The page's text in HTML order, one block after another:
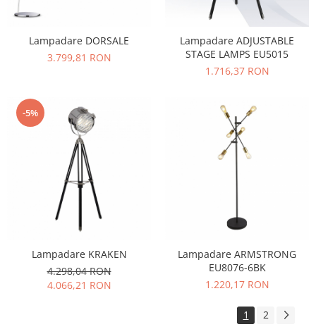
Scaune profesionale
Scaune de lucru
Lampadare DORSALE
3.799,81 RON
Lampadare ADJUSTABLE
STAGE LAMPS EU5015
1.716,37 RON
-5%
Lampadare KRAKEN
4.298,04 RON
4.066,21 RON
Lampadare ARMSTRONG
EU8076-6BK
1.220,17 RON
1 2